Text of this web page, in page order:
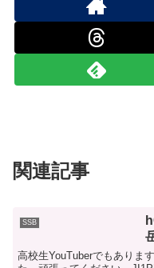
関連記事
SSB
高校生YouTuberでもありま